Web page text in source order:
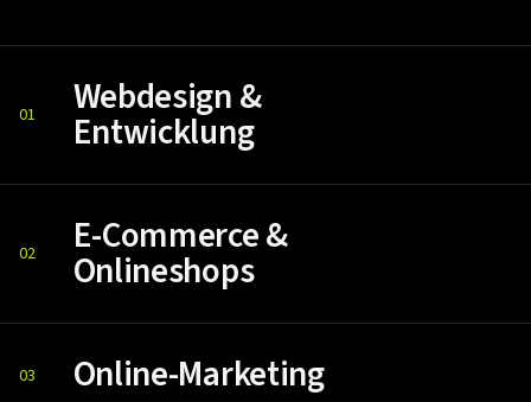
01 Webdesign &
Entwicklung
02 E-Commerce &
Onlineshops
03 Online-Marketing